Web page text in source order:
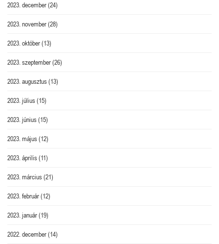
2023. december(24)
2023. november(28)
2023. október(13)
2023. szeptember(26)
2023. augusztus(13)
2023. július(15)
2023. június(15)
2023. május(12)
2023. április(11)
2023. március(21)
2023. február(12)
2023. január(19)
2022. december(14)